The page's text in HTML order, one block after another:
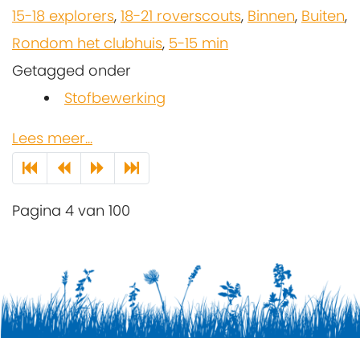
15-18 explorers, 18-21 roverscouts, Binnen, Buiten,
Rondom het clubhuis, 5-15 min
Getagged onder
Stofbewerking
Lees meer...
Pagina 4 van 100